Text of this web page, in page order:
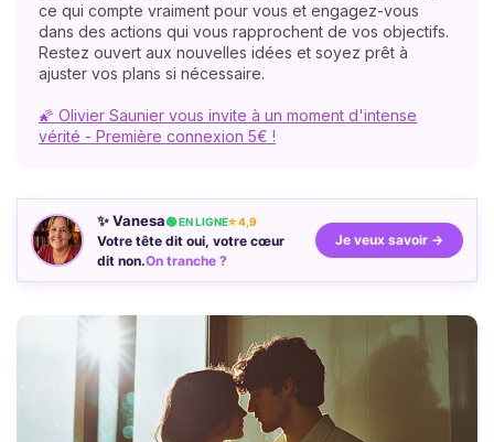
ce qui compte vraiment pour vous et engagez-vous
dans des actions qui vous rapprochent de vos objectifs.
Restez ouvert aux nouvelles idées et soyez prêt à
ajuster vos plans si nécessaire.
🌠 Olivier Saunier vous invite à un moment d'intense
vérité - Première connexion 5€ !
✨ Vanesa🟢 EN LIGNE⭐ 4,9
Votre tête dit oui, votre cœur
dit non.On tranche ?
Je veux savoir →